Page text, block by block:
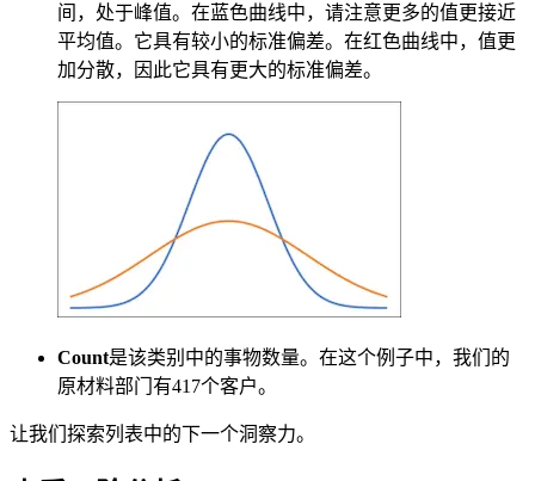
间，处于峰值。在蓝色曲线中，请注意更多的值更接近
平均值。它具有较小的标准偏差。在红色曲线中，值更
加分散，因此它具有更大的标准偏差。
Count是该类别中的事物数量。在这个例子中，我们的
原材料部门有417个客户。
让我们探索列表中的下一个洞察力。